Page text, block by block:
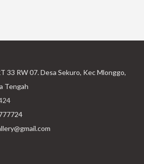
33 RW 07. Desa Sekuro, Kec Mlonggo,
Tengah